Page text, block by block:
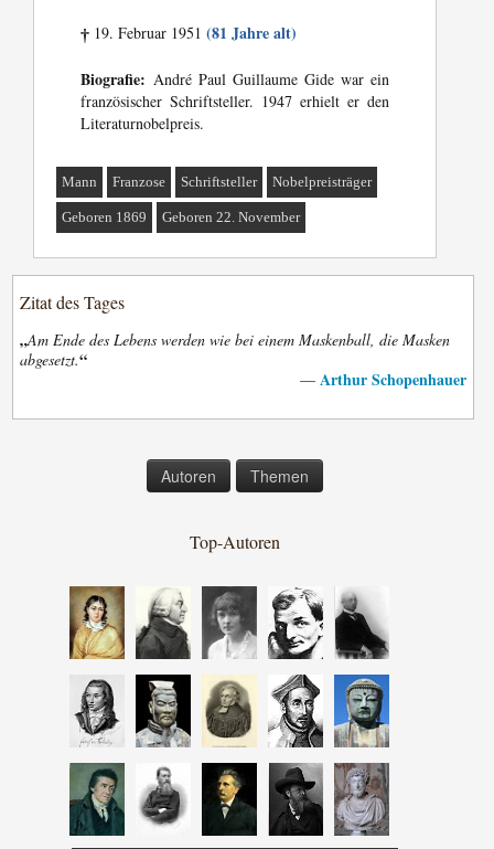
† 19. Februar 1951(81 Jahre alt)
Biografie: André Paul Guillaume Gide war ein
französischer Schriftsteller. 1947 erhielt er den
Literaturnobelpreis.
Mann Franzose Schriftsteller Nobelpreisträger
Geboren 1869 Geboren 22. November
Zitat des Tages
„Am Ende des Lebens werden wie bei einem Maskenball, die Masken
abgesetzt.“
— Arthur Schopenhauer
Autoren Themen
Top-Autoren